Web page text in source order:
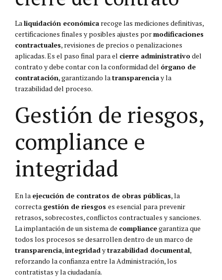
Laliquidación económica recoge las mediciones definitivas,
certificaciones finales y posibles ajustes pormodificaciones
contractuales, revisiones de precios o penalizaciones
aplicadas. Es el paso final para el cierre administrativodel
contrato y debe contar con la conformidad del órgano de
contratación, garantizando latransparenciay la
trazabilidad del proceso.
Gestión de riesgos,
compliance e
integridad
En la ejecución de contratos de obras públicas, la
correcta gestión de riesgos es esencial para prevenir
retrasos, sobrecostes, conflictos contractuales y sanciones.
La implantación de un sistema de compliancegarantiza que
todos los procesos se desarrollen dentro de un marco de
transparencia,integridadytrazabilidad documental,
reforzando la confianza entre la Administración, los
contratistas y la ciudadanía.